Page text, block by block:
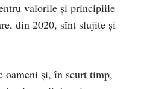
valorile și principiile
din 2020, sînt slujite și
oameni și, în scurt timp,